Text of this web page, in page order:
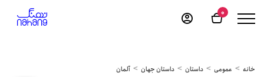
0
خانه عمومی داستان داستان جهان آلمان